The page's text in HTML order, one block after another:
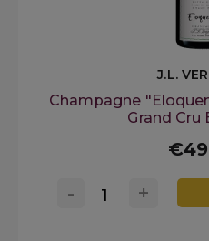
J.L.
Champagne
Grand Cru
+
-